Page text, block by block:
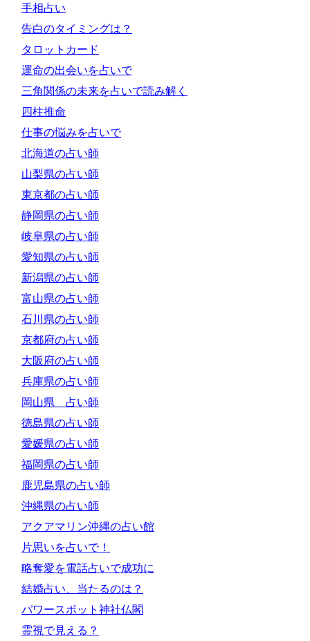
手相占い
告白のタイミングは？
タロットカード
運命の出会いを占いで
三角関係の未来を占いで読み解く
四柱推命
仕事の悩みを占いで
北海道の占い師
山梨県の占い師
東京都の占い師
静岡県の占い師
岐阜県の占い師
愛知県の占い師
新潟県の占い師
富山県の占い師
石川県の占い師
京都府の占い師
大阪府の占い師
兵庫県の占い師
岡山県 占い師
徳島県の占い師
愛媛県の占い師
福岡県の占い師
鹿児島県の占い師
沖縄県の占い師
アクアマリン沖縄の占い館
片思いを占いで！
略奪愛を電話占いで成功に
結婚占い、当たるのは？
パワースポット神社仏閣
霊視で見える？